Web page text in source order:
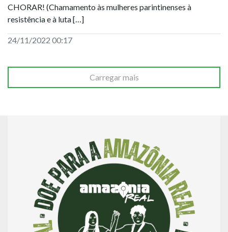
CHORAR! (Chamamento às mulheres parintinenses à
resistência e à luta […]
24/11/2022 00:17
Carregar mais